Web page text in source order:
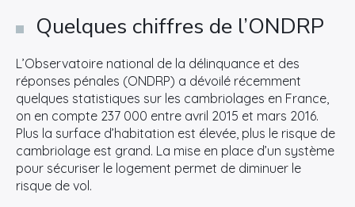
Quelques chiffres de l’ONDRP
L’Observatoire national de la délinquance et des
réponses pénales (ONDRP) a dévoilé récemment
quelques statistiques sur les cambriolages en France,
on en compte 237 000 entre avril 2015 et mars 2016.
Plus la surface d’habitation est élevée, plus le risque de
cambriolage est grand. La mise en place d’un système
pour sécuriser le logement permet de diminuer le
risque de vol.